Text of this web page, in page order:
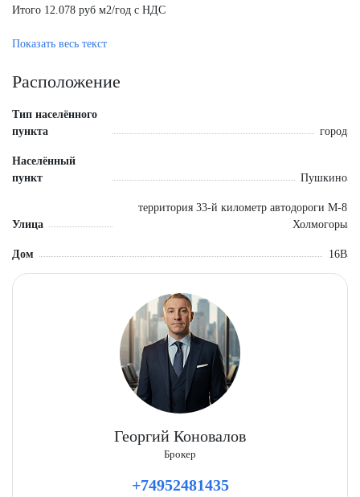
Итого 12.078 руб м2/год с НДС
Прямая аренда от собственника.
Показать весь текст
Расположение
Тип населённого
пункта
город
Населённый
пункт
Пушкино
Улица
территория 33-й километр автодороги М-8
Холмогоры
Дом 16В
Георгий Коновалов
Брокер
+74952481435